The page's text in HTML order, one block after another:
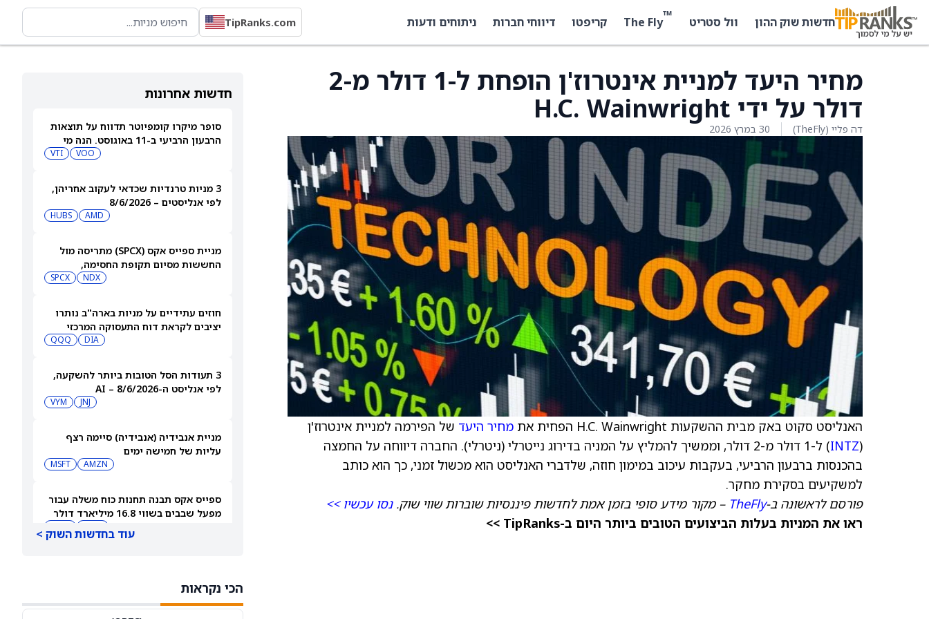
חדשות שוק ההון וול סטריט ™
The Fly קריפטו דיווחי חברות ניתוחים ודעות TipRanks.com
חדשות אחרונות
סופר מיקרו קומפיוטר תדווח על תוצאות
הרבעון הרביעי ב-11 באוגוסט. הנה מי
VOO
VTI
3 מניות טרנדיות שכדאי לעקוב אחריהן,
לפי אנליסטים – 8/6/2026
AMD
HUBS
מניית ספייס אקס (SPCX) מתריסה מול
החששות מסיום תקופת החסימה,
NDX
SPCX
חוזים עתידיים על מניות בארה"ב נותרו
יציבים לקראת דוח התעסוקה המרכזי
DIA
QQQ
3 תעודות הסל הטובות ביותר להשקעה,
לפי אנליסט ה-AI – 8/6/2026
JNJ
VYM
מניית אנבידיה (אנבידיה) סיימה רצף
עליות של חמישה ימים
AMZN
MSFT
ספייס אקס תבנה תחנות כוח משלה עבור
מפעל שבבים בשווי 16.8 מיליארד דולר
מהלך ה-AI inference שלה
עוד בחדשות השוק >
הכי נקראות
מחיר היעד למניית אינטרוז'ן הופחת ל-1 דולר מ-2
דולר על ידי H.C. Wainwright
דה פליי (TheFly) 30 במרץ 2026
האנליסט סקוט באק מבית ההשקעות H.C. Wainwright הפחית את מחיר היעד של הפירמה למניית אינטרוז'ן
(
INTZ
) ל-1 דולר מ-2 דולר, וממשיך להמליץ על המניה בדירוג נייטרלי (ניטרלי). החברה דיווחה על החמצה
בהכנסות ברבעון הרביעי, בעקבות עיכוב במימון חוזה, שלדברי האנליסט הוא מכשול זמני, כך הוא כותב
למשקיעים בסקירת מחקר.
פורסם לראשונה ב-TheFly – מקור מידע סופי בזמן אמת לחדשות פיננסיות שוברות שווי שוק.נסו עכשיו >>
ראו את המניות בעלות הביצועים הטובים ביותר היום ב-TipRanks >>